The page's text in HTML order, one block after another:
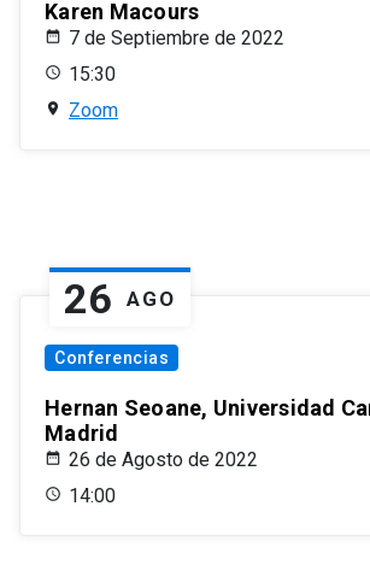
Karen Macours
7 de Septiembre de 2022
15:30
Zoom
26 AGO
Conferencias
Hernan Seoane, Universidad
Madrid
26 de Agosto de 2022
14:00